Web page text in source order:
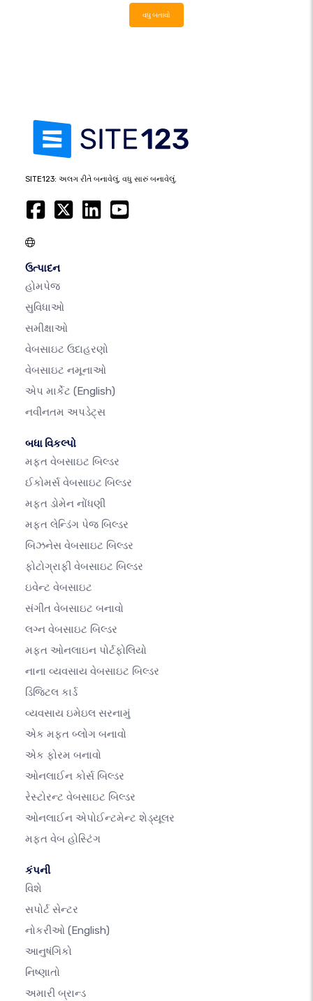
વધુ બતાવો
SITE123: અલગ રીતે બનાવેલું, વધુ સારું બનાવેલું.
ઉત્પાદન
હોમપેજ
સુવિધાઓ
સમીક્ષાઓ
વેબસાઇટ ઉદાહરણો
વેબસાઇટ નમૂનાઓ
એપ માર્કેટ (English)
નવીનતમ અપડેટ્સ
બધા વિકલ્પો
મફત વેબસાઇટ બિલ્ડર
ઈકોમર્સ વેબસાઇટ બિલ્ડર
મફત ડોમેન નોંધણી
મફત લેન્ડિંગ પેજ બિલ્ડર
બિઝનેસ વેબસાઇટ બિલ્ડર
ફોટોગ્રાફી વેબસાઇટ બિલ્ડર
ઇવેન્ટ વેબસાઇટ
સંગીત વેબસાઇટ બનાવો
લગ્ન વેબસાઇટ બિલ્ડર
મફત ઓનલાઇન પોર્ટફોલિયો
નાના વ્યવસાય વેબસાઇટ બિલ્ડર
ડિજિટલ કાર્ડ
વ્યવસાય ઇમેઇલ સરનામું
એક મફત બ્લોગ બનાવો
એક ફોરમ બનાવો
ઓનલાઈન કોર્સ બિલ્ડર
રેસ્ટોરન્ટ વેબસાઇટ બિલ્ડર
ઓનલાઈન એપોઈન્ટમેન્ટ શેડ્યૂલર
મફત વેબ હોસ્ટિંગ
કંપની
વિશે
સપોર્ટ સેન્ટર
નોકરીઓ (English)
આનુષંગિકો
નિષ્ણાતો
અમારી બ્રાન્ડ